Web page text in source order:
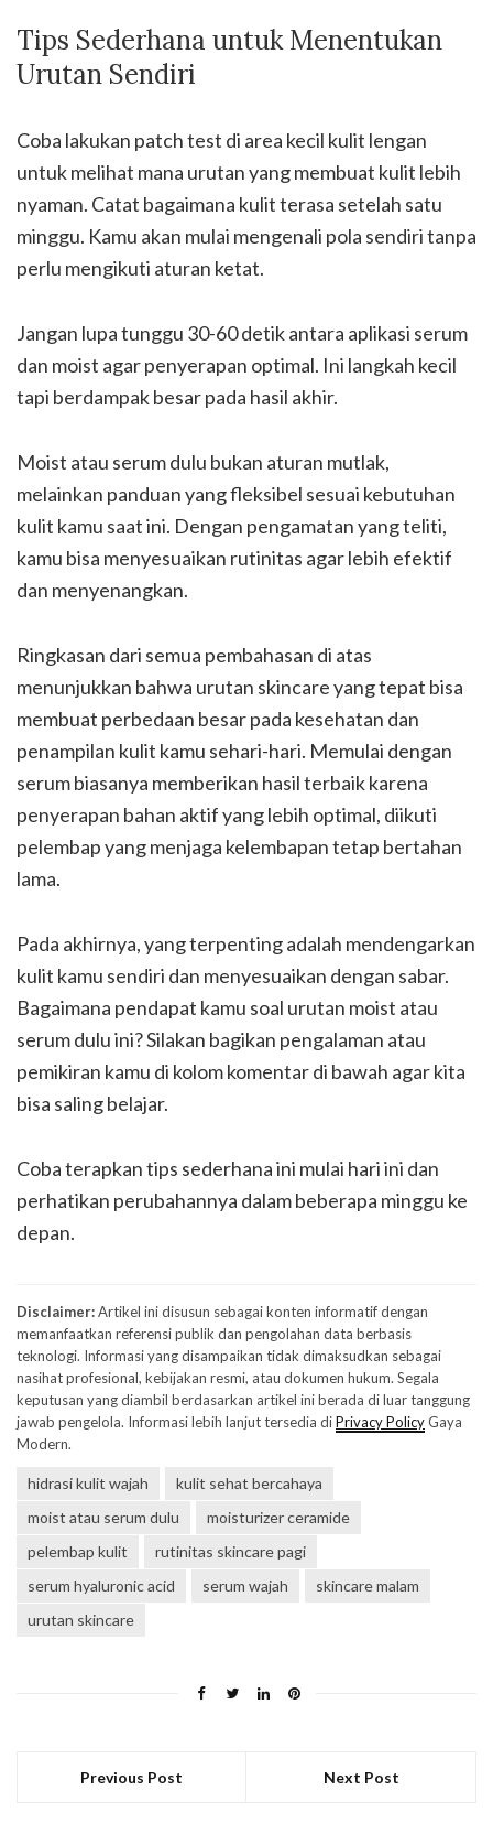
Tips Sederhana untuk Menentukan
Urutan Sendiri
Coba lakukan patch test di area kecil kulit lengan
untuk melihat mana urutan yang membuat kulit lebih
nyaman. Catat bagaimana kulit terasa setelah satu
minggu. Kamu akan mulai mengenali pola sendiri tanpa
perlu mengikuti aturan ketat.
Jangan lupa tunggu 30-60 detik antara aplikasi serum
dan moist agar penyerapan optimal. Ini langkah kecil
tapi berdampak besar pada hasil akhir.
Moist atau serum dulu bukan aturan mutlak,
melainkan panduan yang fleksibel sesuai kebutuhan
kulit kamu saat ini. Dengan pengamatan yang teliti,
kamu bisa menyesuaikan rutinitas agar lebih efektif
dan menyenangkan.
Ringkasan dari semua pembahasan di atas
menunjukkan bahwa urutan skincare yang tepat bisa
membuat perbedaan besar pada kesehatan dan
penampilan kulit kamu sehari-hari. Memulai dengan
serum biasanya memberikan hasil terbaik karena
penyerapan bahan aktif yang lebih optimal, diikuti
pelembap yang menjaga kelembapan tetap bertahan
lama.
Pada akhirnya, yang terpenting adalah mendengarkan
kulit kamu sendiri dan menyesuaikan dengan sabar.
Bagaimana pendapat kamu soal urutan moist atau
serum dulu ini? Silakan bagikan pengalaman atau
pemikiran kamu di kolom komentar di bawah agar kita
bisa saling belajar.
Coba terapkan tips sederhana ini mulai hari ini dan
perhatikan perubahannya dalam beberapa minggu ke
depan.
Disclaimer:Artikel ini disusun sebagai konten informatif dengan
memanfaatkan referensi publik dan pengolahan data berbasis
teknologi. Informasi yang disampaikan tidak dimaksudkan sebagai
nasihat profesional, kebijakan resmi, atau dokumen hukum. Segala
keputusan yang diambil berdasarkan artikel ini berada di luar tanggung
jawab pengelola. Informasi lebih lanjut tersedia diPrivacy PolicyGaya
Modern.
hidrasi kulit wajah
kulit sehat bercahaya
moist atau serum dulu
moisturizer ceramide
pelembap kulit
rutinitas skincare pagi
serum hyaluronic acid
serum wajah
skincare malam
urutan skincare
Previous Post Next Post